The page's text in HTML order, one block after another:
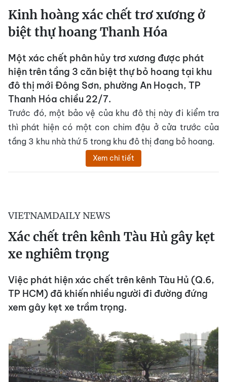
Kinh hoàng xác chết trơ xương ở
biệt thự hoang Thanh Hóa
Một xác chết phân hủy trơ xương được phát
hiện trên tầng 3 căn biệt thự bỏ hoang tại khu
đô thị mới Đông Sơn, phường An Hoạch, TP
Thanh Hóa chiều 22/7.
Trước đó, một bảo vệ của khu đô thị này đi kiểm tra
thì phát hiện có một con chim đậu ở cửa trước của
tầng 3 khu nhà thứ 5 trong khu đô thị đang bỏ hoang.
Xem chi tiết
VIETNAMDAILY NEWS
Xác chết trên kênh Tàu Hủ gây kẹt
xe nghiêm trọng
Việc phát hiện xác chết trên kênh Tàu Hủ (Q.6,
TP HCM) đã khiến nhiều người đi đường đứng
xem gây kẹt xe trầm trọng.